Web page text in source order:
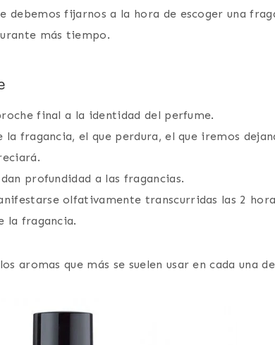
debemos fijarnos a la hora de escoger una
más tiempo.
final a la identidad del perfume.
la fragancia, el que perdura, el que iremos
profundidad a las fragancias.
olfativamente transcurridas las 2
la fragancia.
aromas que más se suelen usar en cada una